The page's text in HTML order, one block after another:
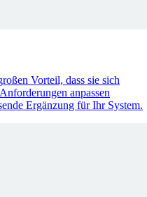
Vorteil, dass sie sich
anpassen
Ergänzung für Ihr System.